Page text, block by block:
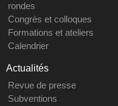
rondes
Congrès et colloques
Formations et ateliers
Calendrier
Actualités
Revue de presse
Subventions